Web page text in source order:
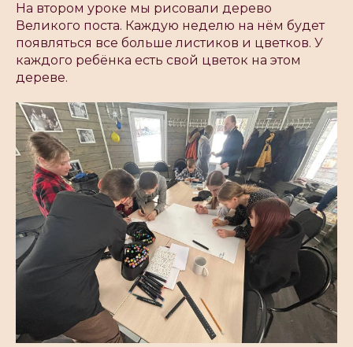
На втором уроке мы рисовали дерево
Великого поста. Каждую неделю на нём будет
появляться все больше листиков и цветков. У
каждого ребёнка есть свой цветок на этом
дереве.